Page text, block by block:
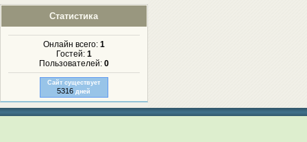
Статистика
Онлайн всего: 1
Гостей: 1
Пользователей: 0
Сайт существует
5316 дней